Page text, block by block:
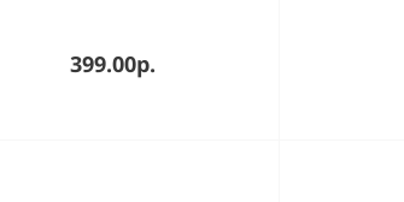
399.00р.